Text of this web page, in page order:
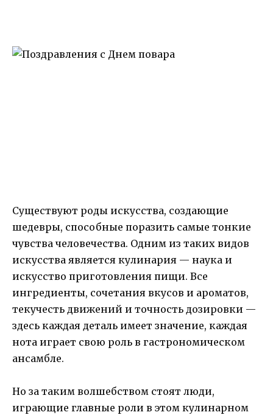
Существуют роды искусства, создающие
шедевры, способные поразить самые тонкие
чувства человечества. Одним из таких видов
искусства является кулинария — наука и
искусство приготовления пищи. Все
ингредиенты, сочетания вкусов и ароматов,
текучесть движений и точность дозировки —
здесь каждая деталь имеет значение, каждая
нота играет свою роль в гастрономическом
ансамбле.
Но за таким волшебством стоят люди,
играющие главные роли в этом кулинарном